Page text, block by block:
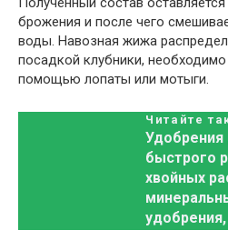
брожения и после чего
воды. Навозная жижа
посадкой клубники,
помощью лопаты или мотыги.
Читайте
Удобрения
быстрого
хвойных